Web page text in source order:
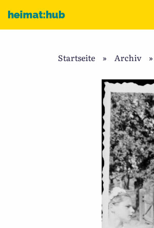
heimat:hub
Startseite » Archiv »